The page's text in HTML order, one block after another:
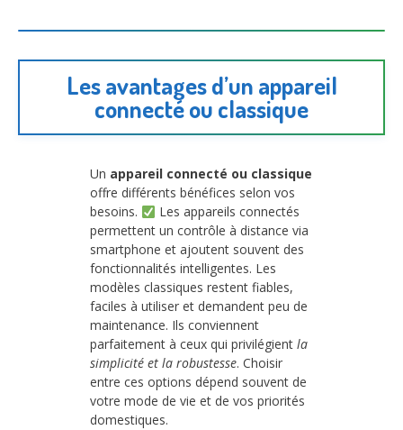
Les avantages d’un appareil
connecté ou classique
Un appareil connecté ou classique
offre différents bénéfices selon vos
besoins.
Les appareils connectés
permettent un contrôle à distance via
smartphone et ajoutent souvent des
fonctionnalités intelligentes. Les
modèles classiques restent fiables,
faciles à utiliser et demandent peu de
maintenance. Ils conviennent
parfaitement à ceux qui privilégient la
simplicité et la robustesse. Choisir
entre ces options dépend souvent de
votre mode de vie et de vos priorités
domestiques.